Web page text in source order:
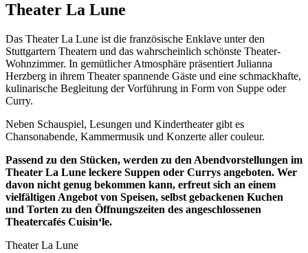
Theater La Lune
Das Theater La Lune ist die französische Enklave unter den
Stuttgartern Theatern und das wahrscheinlich schönste Theater-
Wohnzimmer. In gemütlicher Atmosphäre präsentiert Julianna
Herzberg in ihrem Theater spannende Gäste und eine schmackhafte,
kulinarische Begleitung der Vorführung in Form von Suppe oder
Curry.
Neben Schauspiel, Lesungen und Kindertheater gibt es
Chansonabende, Kammermusik und Konzerte aller couleur.
Passend zu den Stücken, werden zu den Abendvorstellungen im
Theater La Lune leckere Suppen oder Currys angeboten. Wer
davon nicht genug bekommen kann, erfreut sich an einem
vielfältigen Angebot von Speisen, selbst gebackenen Kuchen
und Torten zu den Öffnungszeiten des angeschlossenen
Theatercafés Cuisin‘le.
Theater La Lune